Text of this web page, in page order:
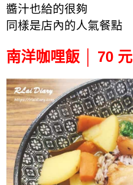
醬汁也給的很夠
同樣是店內的人氣餐點
南洋咖哩飯 │ 70 元